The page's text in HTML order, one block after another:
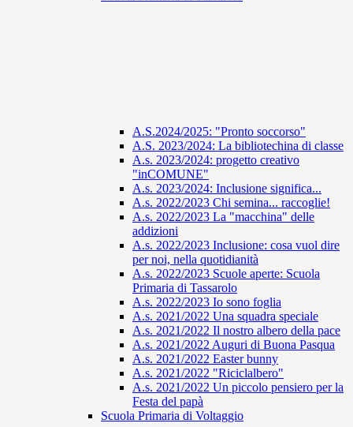
A.S.2024/2025: "Pronto soccorso"
A.S. 2023/2024: La bibliotechina di classe
A.s. 2023/2024: progetto creativo
"inCOMUNE"
A.s. 2023/2024: Inclusione significa...
A.s. 2022/2023 Chi semina... raccoglie!
A.s. 2022/2023 La "macchina" delle
addizioni
A.s. 2022/2023 Inclusione: cosa vuol dire
per noi, nella quotidianità
A.s. 2022/2023 Scuole aperte: Scuola
Primaria di Tassarolo
A.s. 2022/2023 Io sono foglia
A.s. 2021/2022 Una squadra speciale
A.s. 2021/2022 Il nostro albero della pace
A.s. 2021/2022 Auguri di Buona Pasqua
A.s. 2021/2022 Easter bunny
A.s. 2021/2022 "Riciclalbero"
A.s. 2021/2022 Un piccolo pensiero per la
Festa del papà
Scuola Primaria di Voltaggio